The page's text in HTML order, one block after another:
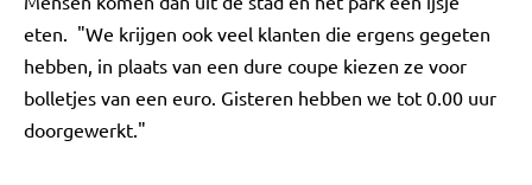
eten. "We krijgen ook veel klanten die ergens gegeten
hebben, in plaats van een dure coupe kiezen ze voor
bolletjes van een euro. Gisteren hebben we tot 0.00 uur
doorgewerkt."